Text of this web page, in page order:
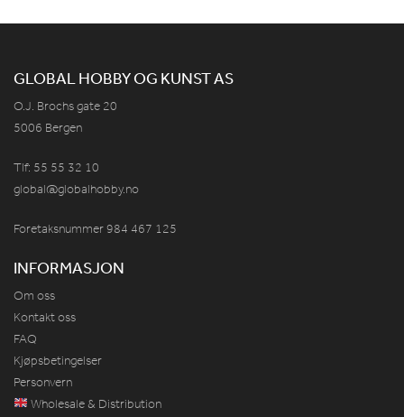
GLOBAL HOBBY OG KUNST AS
O.J. Brochs gate 20
5006 Bergen
Tlf: 55 55 32 10
global@globalhobby.no
Foretaksnummer 984 467 125
INFORMASJON
Om oss
Kontakt oss
FAQ
Kjøpsbetingelser
Personvern
Wholesale & Distribution